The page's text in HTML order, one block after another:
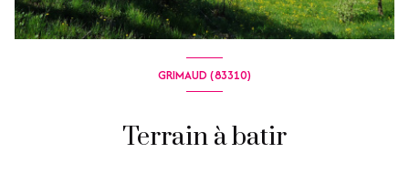
GRIMAUD (83310)
Terrain à batir